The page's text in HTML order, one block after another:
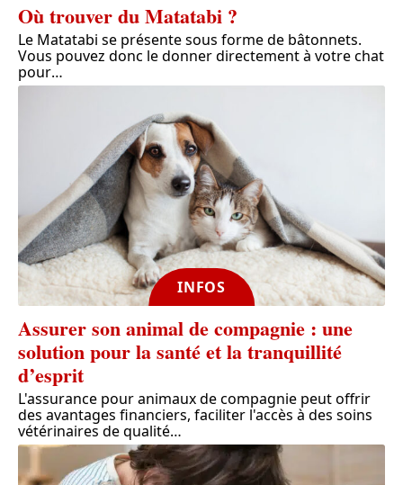
Où trouver du Matatabi ?
Le Matatabi se présente sous forme de bâtonnets.
Vous pouvez donc le donner directement à votre chat
pour…
INFOS
Assurer son animal de compagnie : une
solution pour la santé et la tranquillité
d’esprit
L'assurance pour animaux de compagnie peut offrir
des avantages financiers, faciliter l'accès à des soins
vétérinaires de qualité…